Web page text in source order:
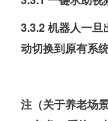
3.3.2 机器人一旦
动切换到原有系
注（关于养老场